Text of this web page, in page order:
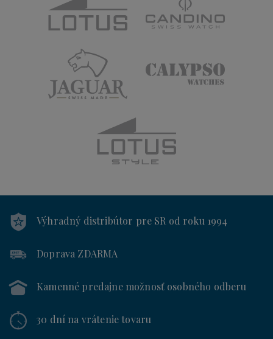
Výhradný distribútor pre SR od roku 1994
Doprava ZDARMA
Kamenné predajnemožnosť osobného odberu
30 dní na vrátenie tovaru